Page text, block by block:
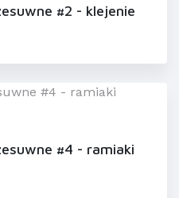
#2 - klejenie
#4 - ramiaki